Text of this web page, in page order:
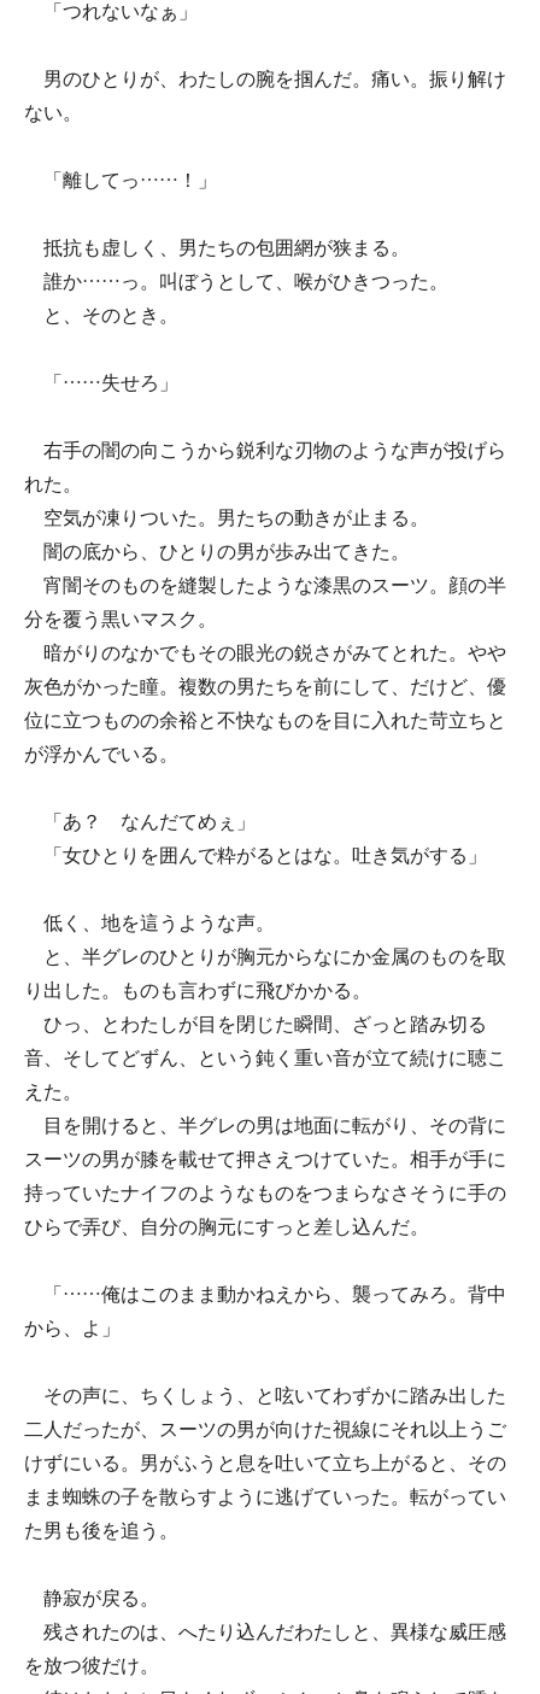
「つれないなぁ」
男のひとりが、わたしの腕を掴んだ。痛い。振り解け
ない。
「離してっ……！」
抵抗も虚しく、男たちの包囲網が狭まる。
誰か……っ。叫ぼうとして、喉がひきつった。
と、そのとき。
「……失せろ」
右手の闇の向こうから鋭利な刃物のような声が投げら
れた。
空気が凍りついた。男たちの動きが止まる。
闇の底から、ひとりの男が歩み出てきた。
宵闇そのものを縫製したような漆黒のスーツ。顔の半
分を覆う黒いマスク。
暗がりのなかでもその眼光の鋭さがみてとれた。やや
灰色がかった瞳。複数の男たちを前にして、だけど、優
位に立つものの余裕と不快なものを目に入れた苛立ちと
が浮かんでいる。
「あ？ なんだてめぇ」
「女ひとりを囲んで粋がるとはな。吐き気がする」
低く、地を這うような声。
と、半グレのひとりが胸元からなにか金属のものを取
り出した。ものも言わずに飛びかかる。
ひっ、とわたしが目を閉じた瞬間、ざっと踏み切る
音、そしてどずん、という鈍く重い音が立て続けに聴こ
えた。
目を開けると、半グレの男は地面に転がり、その背に
スーツの男が膝を載せて押さえつけていた。相手が手に
持っていたナイフのようなものをつまらなさそうに手の
ひらで弄び、自分の胸元にすっと差し込んだ。
「……俺はこのまま動かねえから、襲ってみろ。背中
から、よ」
その声に、ちくしょう、と呟いてわずかに踏み出した
二人だったが、スーツの男が向けた視線にそれ以上うご
けずにいる。男がふうと息を吐いて立ち上がると、その
まま蜘蛛の子を散らすように逃げていった。転がってい
た男も後を追う。
静寂が戻る。
残されたのは、へたり込んだわたしと、異様な威圧感
を放つ彼だけ。